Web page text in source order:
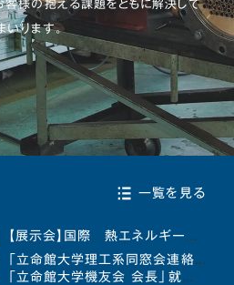
客様の抱える課題をともに解決して
いります。
一覧を見る
【展示会】国際 熱エネルギー展-I-TEX JAPAN-に出展します
「立命館大学理工系同窓会連絡協議会 会長」兼
「立命館大学機友会 会長」就任のお知らせ